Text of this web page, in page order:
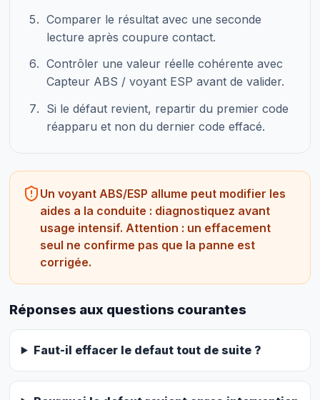
Comparer le résultat avec une seconde
lecture après coupure contact.
Contrôler une valeur réelle cohérente avec
Capteur ABS / voyant ESP avant de valider.
Si le défaut revient, repartir du premier code
réapparu et non du dernier code effacé.
Un voyant ABS/ESP allume peut modifier les
aides a la conduite : diagnostiquez avant
usage intensif. Attention : un effacement
seul ne confirme pas que la panne est
corrigée.
Réponses aux questions courantes
Faut-il effacer le defaut tout de suite ?